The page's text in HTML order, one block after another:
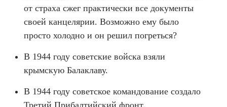
от страха сжег практически все документы
своей канцелярии. Возможно ему было
просто холодно и он решил погреться?
В 1944 году советские войска взяли
крымскую Балаклаву.
В 1944 году советское командование создало
Третий Прибалтийский фронт.